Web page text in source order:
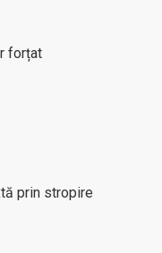
forțat
prin stropire